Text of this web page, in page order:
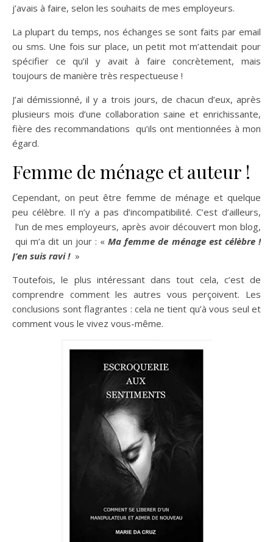
j’avais à faire, selon les souhaits de mes employeurs.
La plupart du temps, nos échanges se sont faits par email
ou sms. Une fois sur place, un petit mot m’attendait pour
spécifier ce qu’il y avait à faire concrètement, mais
toujours de manière très respectueuse !
J’ai démissionné, il y a trois jours, de chacun d’eux, après
plusieurs mois d’une collaboration saine et enrichissante,
fière des recommandations qu’ils ont mentionnées à mon
égard.
Femme de ménage et auteur !
Cependant, on peut être femme de ménage et quelque
peu célèbre. Il n’y a pas d’incompatibilité. C’est d’ailleurs,
l’un de mes employeurs, après avoir découvert mon blog,
qui m’a dit un jour : «Ma femme de ménage est célèbre !
J’en suis ravi ! »
Toutefois, le plus intéressant dans tout cela, c’est de
comprendre comment les autres vous perçoivent. Les
conclusions sont flagrantes : cela ne tient qu’à vous seul et
comment vous le vivez vous-même.